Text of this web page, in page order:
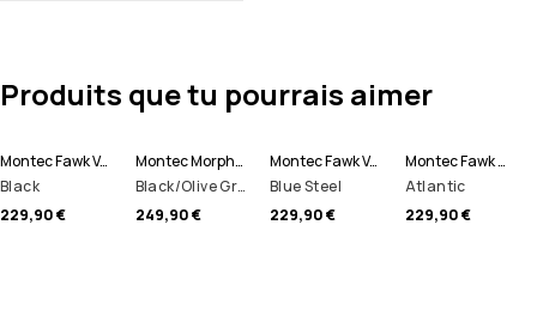
Produits que tu pourrais aimer
Montec Fawk Veste Snowboard Homme
Black
229,90 €
Montec Morpheus Veste Snowboard Homme
Black/Olive Green/Light Grey
249,90 €
Montec Fawk Veste Snowboard Homme
Blue Steel
229,90 €
Montec Fawk W Veste Snowboard Femme
Atlantic
229,90 €